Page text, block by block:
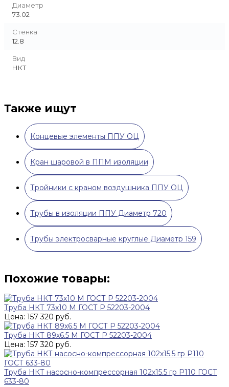
Диаметр
73.02
Стенка
12.8
Вид
НКТ
Также ищут
Концевые элементы ППУ ОЦ
Кран шаровой в ППМ изоляции
Тройники с краном воздушника ППУ ОЦ
Трубы в изоляции ППУ Диаметр 720
Трубы электросварные круглые Диаметр 159
Похожие товары:
Труба НКТ 73х10 М ГОСТ Р 52203-2004
Цена: 157 320 руб.
Труба НКТ 89х6.5 М ГОСТ Р 52203-2004
Цена: 157 320 руб.
Труба НКТ насосно-компрессорная 102х15.5 гр Р110 ГОСТ
633-80